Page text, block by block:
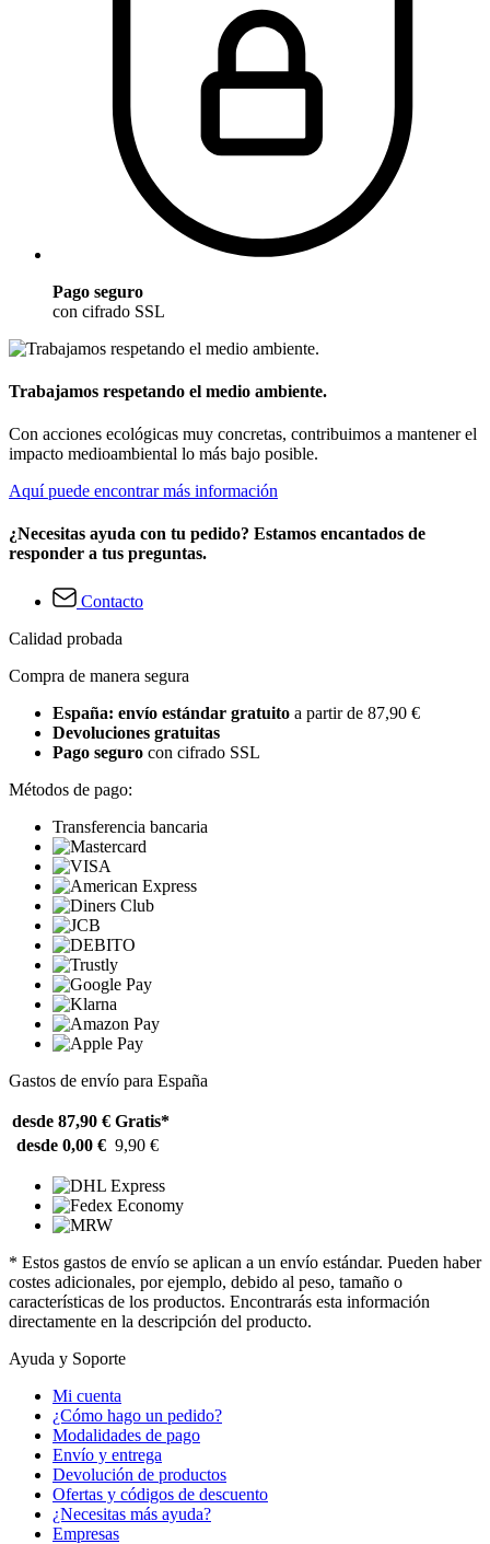
Pago seguro
con cifrado SSL
Trabajamos respetando el medio ambiente.
Con acciones ecológicas muy concretas, contribuimos a mantener el
impacto medioambiental lo más bajo posible.
Aquí puede encontrar más información
¿Necesitas ayuda con tu pedido? Estamos encantados de
responder a tus preguntas.
Contacto
Calidad probada
Compra de manera segura
España: envío estándar gratuito a partir de 87,90 €
Devoluciones gratuitas
Pago seguro con cifrado SSL
Métodos de pago:
Transferencia bancaria
Gastos de envío para España
desde 87,90 € Gratis*
desde 0,00 € 9,90 €
* Estos gastos de envío se aplican a un envío estándar. Pueden haber
costes adicionales, por ejemplo, debido al peso, tamaño o
características de los productos. Encontrarás esta información
directamente en la descripción del producto.
Ayuda y Soporte
Mi cuenta
¿Cómo hago un pedido?
Modalidades de pago
Envío y entrega
Devolución de productos
Ofertas y códigos de descuento
¿Necesitas más ayuda?
Empresas